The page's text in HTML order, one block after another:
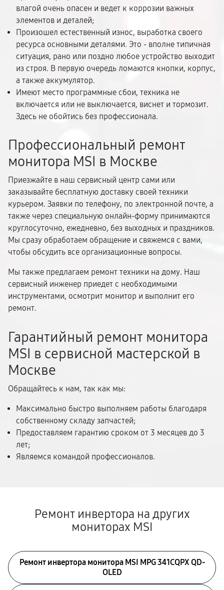
влагой очень опасен и ведет к коррозии важных
элементов и деталей;
Произошел естественный износ, выработка своего
ресурса основными деталями. Это - вполне типичная
ситуация, рано или поздно любое устройство выходит
из строя. В первую очередь ломаются кнопки, корпус,
а также аккумулятор.
Имеют место программные сбои, техника не
включается или не выключается, виснет и тормозит.
Здесь не обойтись без профессионала.
Профессиональный ремонт
монитора MSI в Москве
Приезжайте в наш сервисный центр сами или
заказывайте бесплатную доставку своей техники
курьером. Заявки по телефону, по электронной почте, а
также через специальную онлайн-форму принимаются
круглосуточно, ежедневно, без выходных и праздников.
Мы сразу обработаем обращение и свяжемся с вами,
чтобы обсудить все организационные вопросы.
Мы также предлагаем ремонт техники на дому. Наш
сервисный инженер приедет с необходимыми
инструментами, осмотрит монитор и выполнит его
ремонт.
Гарантийный ремонт монитора
MSI в сервисной мастерской в
Москве
Обращайтесь к нам, так как мы:
Максимально быстро выполняем работы благодаря
собственному складу запчастей;
Предоставляем гарантию сроком от 3 месяцев до 3
лет;
Являемся командой профессионалов.
Ремонт инвертора на других
мониторах MSI
Ремонт инвертора монитора MSI MPG 341CQPX QD-
OLED